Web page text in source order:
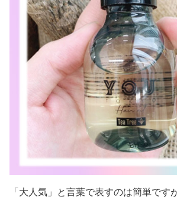
「大人気」と言葉で表すのは簡単です